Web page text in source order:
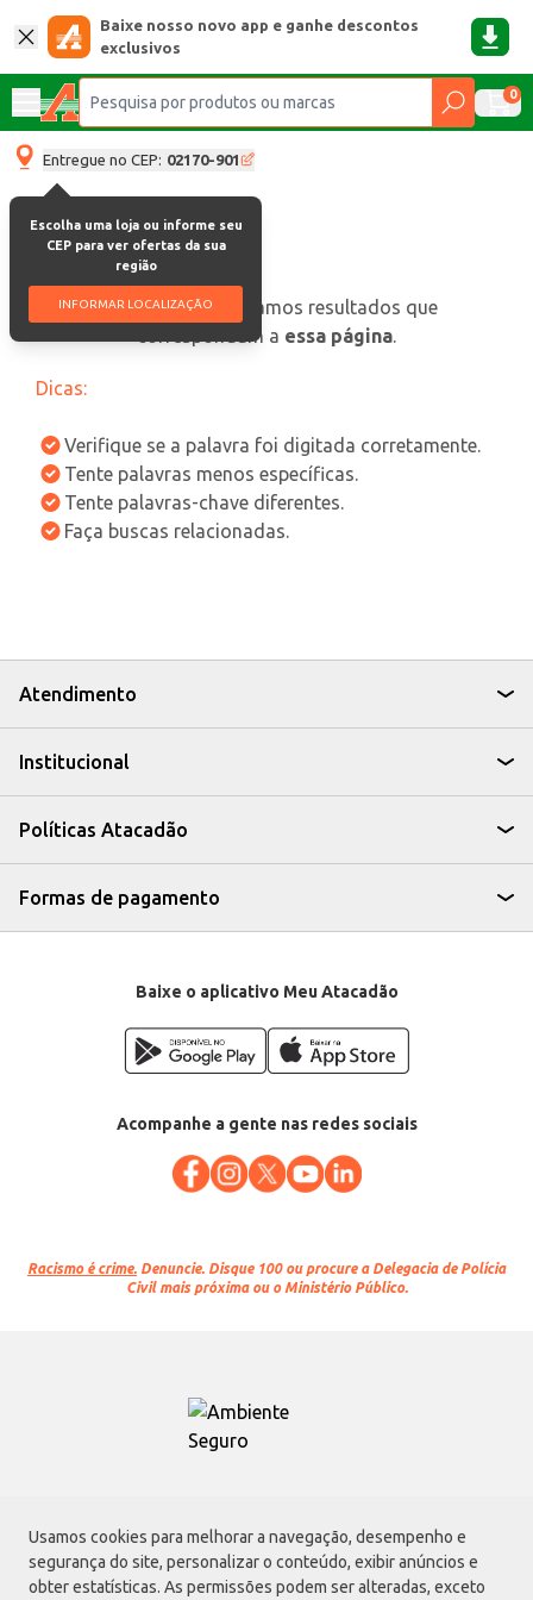
Usamos cookies para melhorar a navegação, desempenho e
segurança do site, personalizar o conteúdo, exibir anúncios e
obter estatísticas. As permissões podem ser alteradas, exceto
Baixe nosso novo app e ganhe descontos
exclusivos
0
Entregue no CEP: 02170-901
Escolha uma loja ou informe seu
CEP para ver ofertas da sua
região
INFORMAR LOCALIZAÇÃO
oops, não encontramos resultados que
correspondam a essa página.
Dicas:
Verifique se a palavra foi digitada corretamente.
Tente palavras menos específicas.
Tente palavras-chave diferentes.
Faça buscas relacionadas.
Atendimento
Institucional
Políticas Atacadão
Formas de pagamento
Baixe o aplicativo Meu Atacadão
Acompanhe a gente nas redes sociais
Racismo é crime. Denuncie. Disque 100 ou procure a Delegacia de Polícia
Civil mais próxima ou o Ministério Público.
Atacadão S.A.
Avenida Morvan Dias de Figueiredo, 6169, Vila Maria, São Paulo - SP | CEP
02170-901 | CNPJ: 75.315.333/0001-09